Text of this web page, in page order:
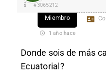
#3065212
Miembro
1 año hace
Donde sois de más
Ecuatorial?